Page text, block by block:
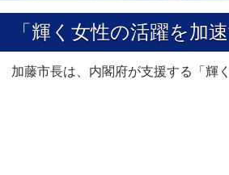
「輝く女性の活躍を加
加藤市長は、内閣府が支援する「輝